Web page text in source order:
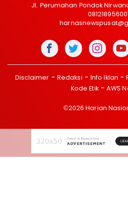
Jl. Perumahan Pondok
Disclaimer Redaksi Info Iklan
Kode Etik
AWS
©2026 Harian